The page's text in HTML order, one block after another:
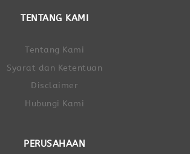
TENTANG KAMI
Tentang Kami
Syarat dan Ketentuan
Disclaimer
Hubungi Kami
PERUSAHAAN